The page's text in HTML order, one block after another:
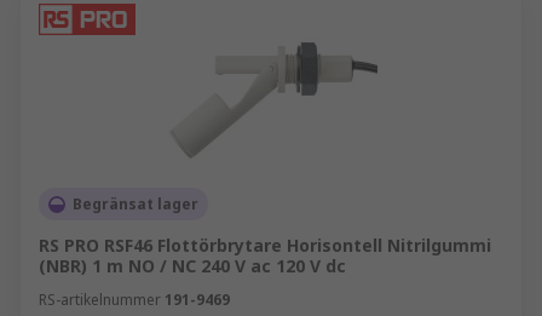
Begränsat lager
RS PRO RSF46 Flottörbrytare Horisontell Nitrilgummi
(NBR) 1 m NO / NC 240 V ac 120 V dc
RS-artikelnummer 191-9469